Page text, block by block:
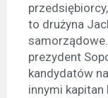
to drużyna
prezydent
kandydatów
innymi kapitan